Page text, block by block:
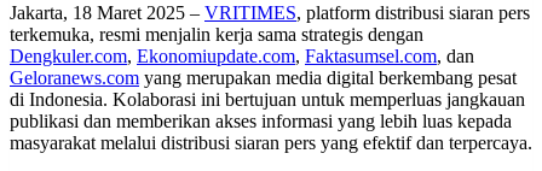
Jakarta, 18 Maret 2025 – VRITIMES, platform distribusi siaran pers
terkemuka, resmi menjalin kerja sama strategis dengan
Dengkuler.com, Ekonomiupdate.com, Faktasumsel.com, dan
Geloranews.com yang merupakan media digital berkembang pesat
di Indonesia. Kolaborasi ini bertujuan untuk memperluas jangkauan
publikasi dan memberikan akses informasi yang lebih luas kepada
masyarakat melalui distribusi siaran pers yang efektif dan terpercaya.